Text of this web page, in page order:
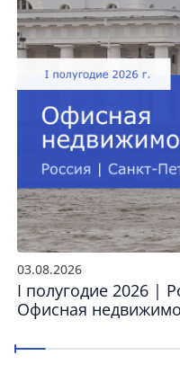
03.08.2026
I полугодие 2026 |
Офисная